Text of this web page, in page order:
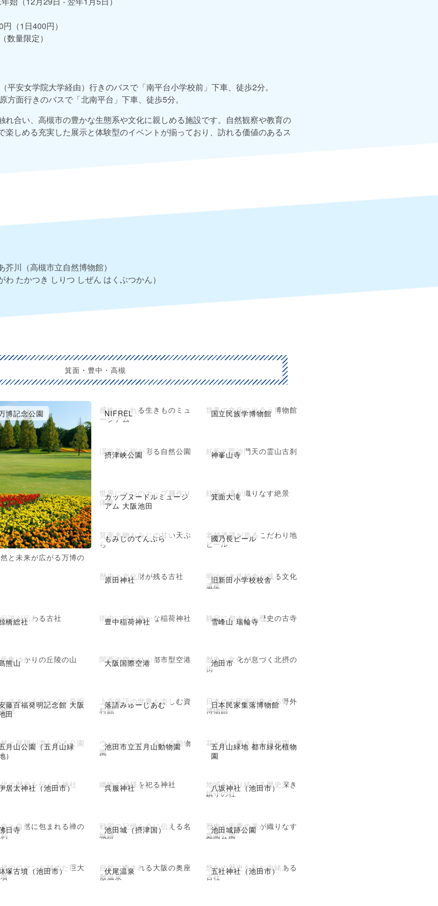
（1日400円）
数量限定）
平安女学院大学経由）行きのバスで「南平台小学校前」下車、徒歩2分。
方面行きのバスで「北南平台」下車、徒歩5分。
れ合い、高槻市の豊かな生態系や文化に親しめる施設です。自然観察や教育の
楽しめる充実した展示と体験型のイベントが揃っており、訪れる価値のあるス
芥川（高槻市立自然博物館）
わ たかつき しりつ しぜん はくぶつかん）
箕面・豊中・高槻
博記念公園
然と未来が広がる万博の
NIFREL
感性にふれる生きものミュ
ージアム
国立民族学博物館
世界の文化に出会う博物館
摂津峡公園
渓谷美と桜が彩る自然公園 神峯山寺
紅葉と毘沙門天の霊山古刹
カップヌードルミュージ
アム 大阪池田
世界に一つのカップ麺作り
体験
箕面大滝
紅葉と滝が織りなす絶景
もみじのてんぷら
箕面名物もみじの甘い天ぷ
ら
國乃長ビール
老舗酒蔵が造るこだわり地
ビール
原田神社
歴史と文化財が残る古社 旧新田小学校校舎
明治の木造校舎が残る文化
遺産
橋総社
説が伝わる古社 豊中稲荷神社
街中に佇む静かな稲荷神社 雪峰山 瑞輪寺
静寂に包まれた歴史の古寺
熊山
集ゆかりの丘陵の山 大阪国際空港
関西の空を結ぶ都市型空港 池田市
歴史と文化が息づく北摂の
街
藤百福発明記念館 大阪
田
ンスタントラーメン発明
語
落語みゅーじあむ
上方落語の世界を楽しむ資
料館
日本民家集落博物館
日本の古民家が集まる野外
博物館
月山公園（五月山緑
）
然と展望が楽しめる公園 池田市立五月山動物園
ウォンバットに会える動物
園
五月山緑地 都市緑化植物
園
花と緑に癒される植物園
居太神社（池田市）
の歴史を伝える神社 呉服神社
織物の神様を祀る神社 八坂神社（池田市）
地域を守り続ける歴史深き
鎮守の社
日寺
と自然に包まれる禅の
池田城（摂津国）
戦国の記憶を今に伝える名
城跡
池田城跡公園
歴史と四季の美が織りなす
庭園公園
塚古墳（池田市）
のロマンを秘めた巨大
伏尾温泉
自然に癒される大阪の奥座
敷温泉
五社神社（池田市）
悠久の歴史を刻む由緒ある
古社